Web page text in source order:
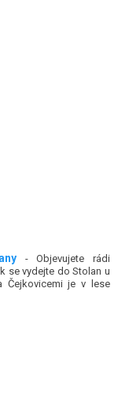
- Objevujete rádi
se vydejte do Stolan u
Čejkovicemi je v lese